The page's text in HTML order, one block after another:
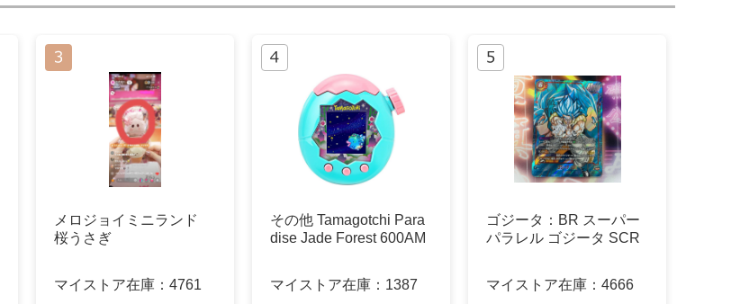
メロジョイミニランド
桜うさぎ
マイストア在庫： 4761
その他 Tamagotchi Para
dise Jade Forest 600AM
マイストア在庫： 1387
ゴジータ：BR スーパー
パラレル ゴジータ SCR
マイストア在庫： 4666